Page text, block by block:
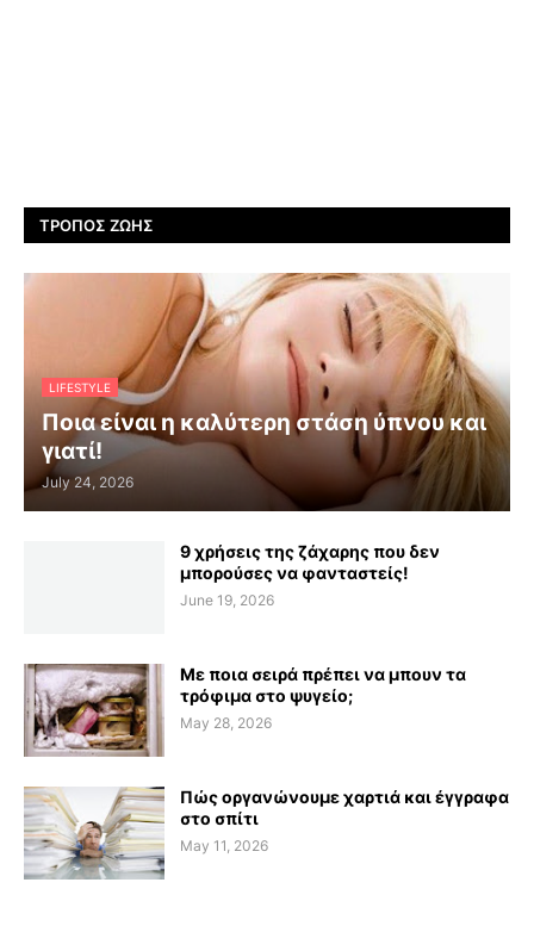
ΤΡΌΠΟΣ ΖΩΉΣ
LIFESTYLE
Ποια είναι η καλύτερη στάση ύπνου και
γιατί!
July 24, 2026
9 χρήσεις της ζάχαρης που δεν
μπορούσες να φανταστείς!
June 19, 2026
Με ποια σειρά πρέπει να μπουν τα
τρόφιμα στο ψυγείο;
May 28, 2026
Πώς οργανώνουμε χαρτιά και έγγραφα
στο σπίτι
May 11, 2026